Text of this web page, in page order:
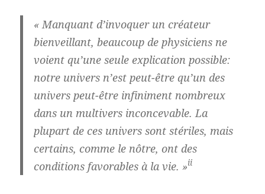
« Manquant d’invoquer un créateur
bienveillant, beaucoup de physiciens ne
voient qu’une seule explication possible:
notre univers n’est peut-être qu’un des
univers peut-être infiniment nombreux
dans un multivers inconcevable. La
plupart de ces univers sont stériles, mais
certains, comme le nôtre, ont des
conditions favorables à la vie. »ii